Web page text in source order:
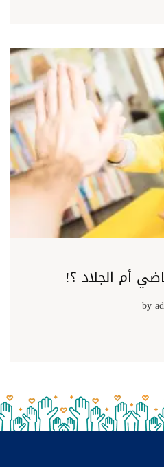
أم الجلاد ؟!
by